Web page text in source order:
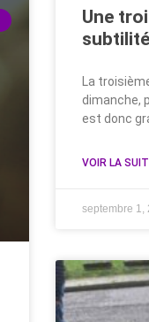
Une
La
dimanche,
est donc
VOIR LA
septembre 1,